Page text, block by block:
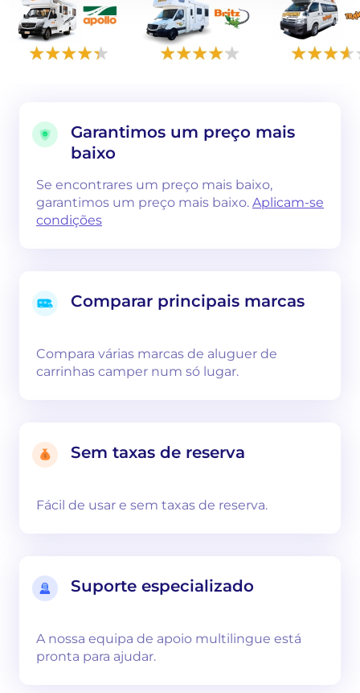
Garantimos um preço mais
baixo
Se encontrares um preço mais baixo,
garantimos um preço mais baixo. Aplicam-se
condições
Comparar principais marcas
Compara várias marcas de aluguer de
carrinhas camper num só lugar.
Sem taxas de reserva
Fácil de usar e sem taxas de reserva.
Suporte especializado
A nossa equipa de apoio multilingue está
pronta para ajudar.